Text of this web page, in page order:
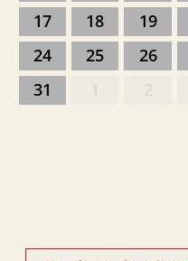
17
18 19
24
25 26
31